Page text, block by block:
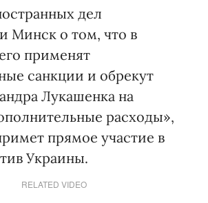
дел
Минск о том, что в
применят
санкции и обрекут
Лукашенка на
расходы»,
прямое участие в
Украины.
RELATED VIDEO